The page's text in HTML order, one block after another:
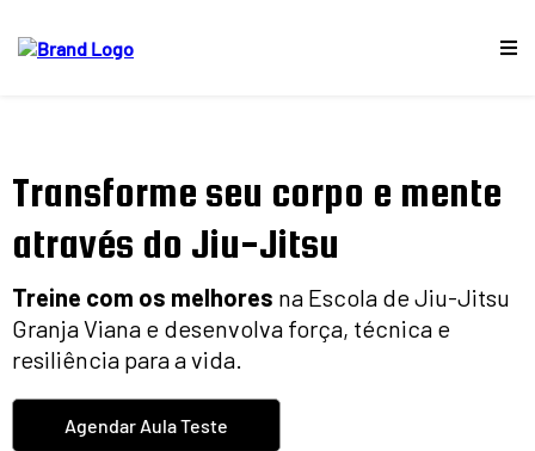
Transforme seu corpo e mente
através do Jiu-Jitsu
Treine com os melhores na Escola de Jiu-Jitsu
Granja Viana e desenvolva força, técnica e
resiliência para a vida.
Agendar Aula Teste